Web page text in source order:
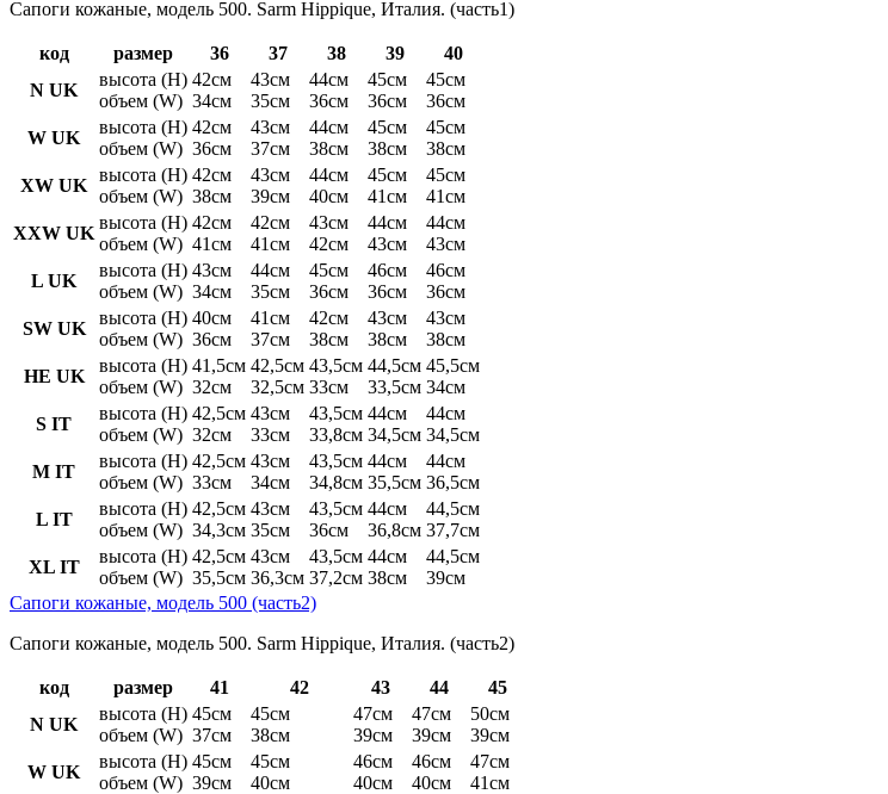
Сапоги кожаные, модель 500. Sarm Hippique, Италия. (часть1)
код размер 36 37 38 39
40
N UK
высота (H)
объем (W)
42см
34см
43см
35см
44см
36см
45см
36см
45см
36см
W UK
высота (H)
объем (W)
42см
36см
43см
37см
44см
38см
45см
38см
45см
38см
XW UK
высота (H)
объем (W)
42см
38см
43см
39см
44см
40см
45см
41см
45см
41см
XXW UK
высота (H)
объем (W)
42см
41см
42см
41см
43см
42см
44см
43см
44см
43см
L UK
высота (H)
объем (W)
43см
34см
44см
35см
45см
36см
46см
36см
46см
36см
SW UK
высота (H)
объем (W)
40см
36см
41см
37см
42см
38см
43см
38см
43см
38см
HE UK
высота (H)
объем (W)
41,5см
32см
42,5см
32,5см
43,5см
33см
44,5см
33,5см
45,5см
34см
S IT
высота (H)
объем (W)
42,5см
32см
43см
33см
43,5см
33,8см
44см
34,5см
44см
34,5см
M IT
высота (H)
объем (W)
42,5см
33см
43см
34см
43,5см
34,8см
44см
35,5см
44см
36,5см
L IT
высота (H)
объем (W)
42,5см
34,3см
43см
35см
43,5см
36см
44см
36,8см
44,5см
37,7см
XL IT
высота (H)
объем (W)
42,5см
35,5см
43см
36,3см
43,5см
37,2см
44см
38см
44,5см
39см
Сапоги кожаные, модель 500 (часть2)
Сапоги кожаные, модель 500. Sarm Hippique, Италия. (часть2)
код размер 41 42 43 44
45
N UK
высота (H)
объем (W)
45см
37см
45см
38см
47см
39см
47см
39см
50см
39см
W UK
высота (H)
объем (W)
45см
39см
45см
40см
46см
40см
46см
40см
47см
41см